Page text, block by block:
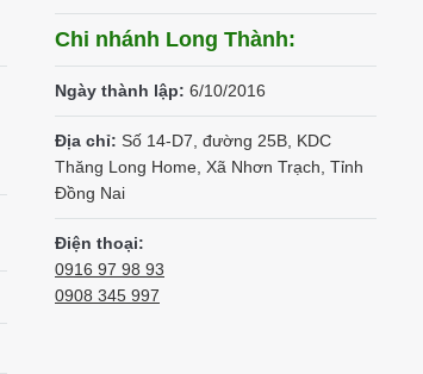
Chi nhánh Long Thành:
Ngày thành lập: 6/10/2016
Địa chỉ: Số 14-D7, đường 25B, KDC
Thăng Long Home, Xã Nhơn Trạch, Tỉnh
Đồng Nai
Điện thoại:
0916 97 98 93
0908 345 997